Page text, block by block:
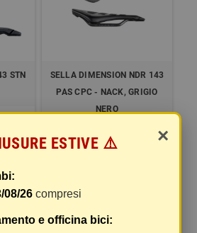
STN
SELLA DIMENSION NDR 143
PAS CPC - NACK, GRIGIO
NERO
253,17 € ×
ESTIVE ⚠️
08/26 compresi
e officina bici: